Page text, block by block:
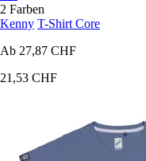
2 Farben
Kenny T-Shirt Core
Ab 27,87 CHF
21,53 CHF